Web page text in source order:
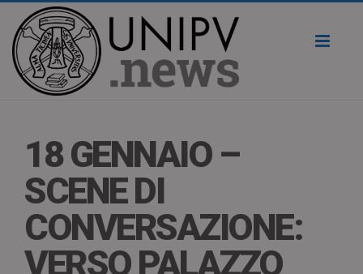
18 GENNAIO –
SCENE DI
CONVERSAZIONE:
VERSO PALAZZO